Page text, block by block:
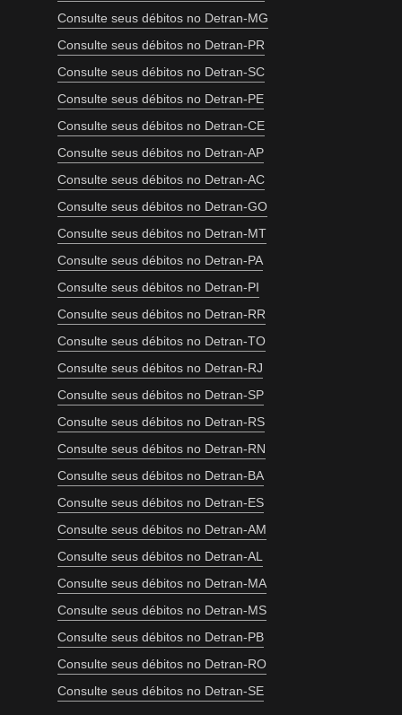
Consulte seus débitos no Detran-MG
Consulte seus débitos no Detran-PR
Consulte seus débitos no Detran-SC
Consulte seus débitos no Detran-PE
Consulte seus débitos no Detran-CE
Consulte seus débitos no Detran-AP
Consulte seus débitos no Detran-AC
Consulte seus débitos no Detran-GO
Consulte seus débitos no Detran-MT
Consulte seus débitos no Detran-PA
Consulte seus débitos no Detran-PI
Consulte seus débitos no Detran-RR
Consulte seus débitos no Detran-TO
Consulte seus débitos no Detran-RJ
Consulte seus débitos no Detran-SP
Consulte seus débitos no Detran-RS
Consulte seus débitos no Detran-RN
Consulte seus débitos no Detran-BA
Consulte seus débitos no Detran-ES
Consulte seus débitos no Detran-AM
Consulte seus débitos no Detran-AL
Consulte seus débitos no Detran-MA
Consulte seus débitos no Detran-MS
Consulte seus débitos no Detran-PB
Consulte seus débitos no Detran-RO
Consulte seus débitos no Detran-SE